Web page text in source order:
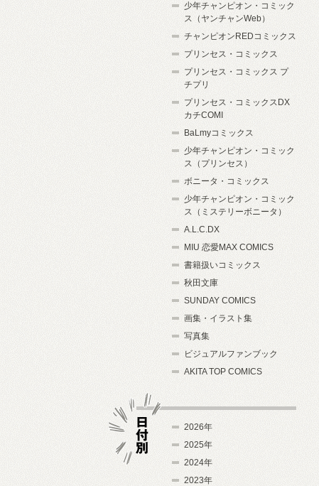
少年チャンピオン・コミック
ス（ヤンチャンWeb）
チャンピオンREDコミックス
プリンセス・コミックス
プリンセス・コミックス プ
チプリ
プリンセス・コミックスDX
カチCOMI
BaLmyコミックス
少年チャンピオン・コミック
ス（プリンセス）
ボニータ・コミックス
少年チャンピオン・コミック
ス（ミステリーボニータ）
A.L.C.DX
MIU 恋愛MAX COMICS
書籍扱いコミックス
秋田文庫
SUNDAY COMICS
画集・イラスト集
写真集
ビジュアルファンブック
AKITA TOP COMICS
2026年
2025年
2024年
2023年